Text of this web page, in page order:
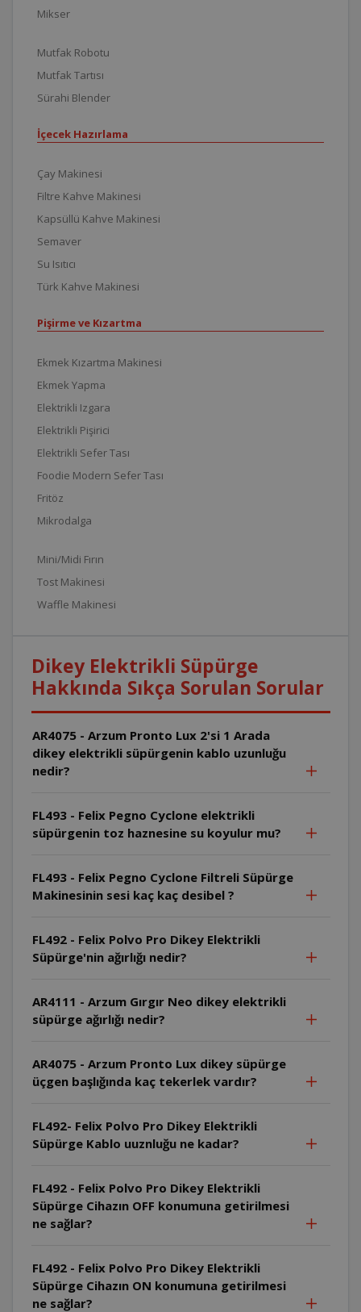
Mikser
Mutfak Robotu
Mutfak Tartısı
Sürahi Blender
İçecek Hazırlama
Çay Makinesi
Filtre Kahve Makinesi
Kapsüllü Kahve Makinesi
Semaver
Su Isıtıcı
Türk Kahve Makinesi
Pişirme ve Kızartma
Ekmek Kızartma Makinesi
Ekmek Yapma
Elektrikli Izgara
Elektrikli Pişirici
Elektrikli Sefer Tası
Foodie Modern Sefer Tası
Fritöz
Mikrodalga
Mini/Midi Fırın
Tost Makinesi
Waffle Makinesi
Dikey Elektrikli Süpürge
Hakkında Sıkça Sorulan Sorular
AR4075 - Arzum Pronto Lux 2'si 1 Arada
dikey elektrikli süpürgenin kablo uzunluğu
nedir?
FL493 - Felix Pegno Cyclone elektrikli
süpürgenin toz haznesine su koyulur mu?
FL493 - Felix Pegno Cyclone Filtreli Süpürge
Makinesinin sesi kaç kaç desibel ?
FL492 - Felix Polvo Pro Dikey Elektrikli
Süpürge'nin ağırlığı nedir?
AR4111 - Arzum Gırgır Neo dikey elektrikli
süpürge ağırlığı nedir?
AR4075 - Arzum Pronto Lux dikey süpürge
üçgen başlığında kaç tekerlek vardır?
FL492- Felix Polvo Pro Dikey Elektrikli
Süpürge Kablo uuznluğu ne kadar?
FL492 - Felix Polvo Pro Dikey Elektrikli
Süpürge Cihazın OFF konumuna getirilmesi
ne sağlar?
FL492 - Felix Polvo Pro Dikey Elektrikli
Süpürge Cihazın ON konumuna getirilmesi
ne sağlar?